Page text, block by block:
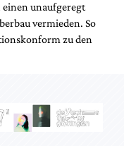
einen unaufgeregt
vermieden. So
zu den